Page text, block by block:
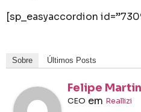
[sp_easyaccordion
Sobre Últimos Posts
Felipe
CEO em Reallizi